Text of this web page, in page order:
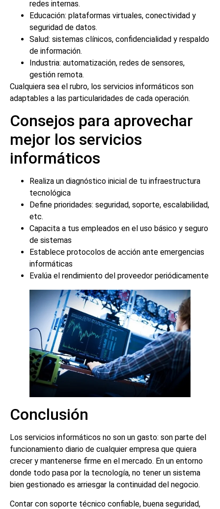
redes internas.
Educación: plataformas virtuales, conectividad y
seguridad de datos.
Salud: sistemas clínicos, confidencialidad y respaldo
de información.
Industria: automatización, redes de sensores,
gestión remota.
Cualquiera sea el rubro, los servicios informáticos son
adaptables a las particularidades de cada operación.
Consejos para aprovechar
mejor los servicios
informáticos
Realiza un diagnóstico inicial de tu infraestructura
tecnológica
Define prioridades: seguridad, soporte, escalabilidad,
etc.
Capacita a tus empleados en el uso básico y seguro
de sistemas
Establece protocolos de acción ante emergencias
informáticas
Evalúa el rendimiento del proveedor periódicamente
Conclusión
Los servicios informáticos no son un gasto: son parte del
funcionamiento diario de cualquier empresa que quiera
crecer y mantenerse firme en el mercado. En un entorno
donde todo pasa por la tecnología, no tener un sistema
bien gestionado es arriesgar la continuidad del negocio.
Contar con soporte técnico confiable, buena seguridad,